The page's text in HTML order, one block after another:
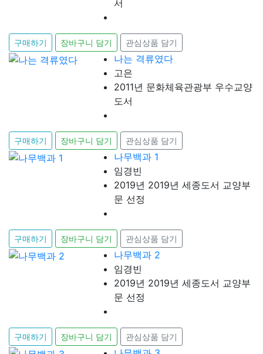
서
구매하기 장바구니 담기 관심상품 담기
나는 격류였다
고은
2011년 문화체육관광부 우수교양
도서
구매하기 장바구니 담기 관심상품 담기
나무백과 1
임경빈
2019년 2019년 세종도서 교양부
문 선정
구매하기 장바구니 담기 관심상품 담기
나무백과 2
임경빈
2019년 2019년 세종도서 교양부
문 선정
구매하기 장바구니 담기 관심상품 담기